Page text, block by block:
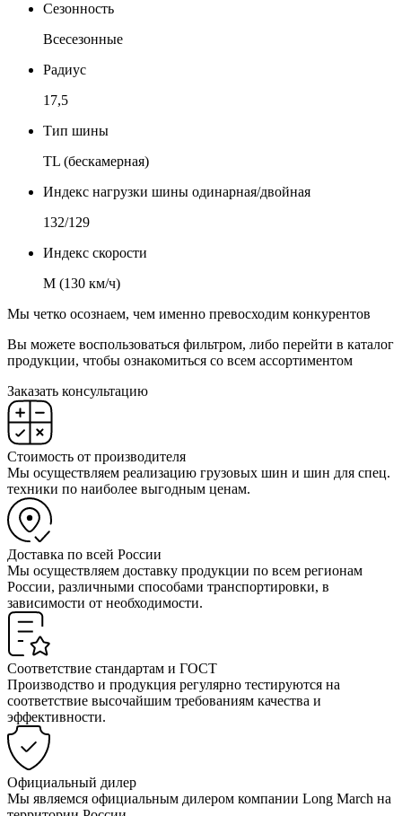
Сезонность
Всесезонные
Радиус
17,5
Тип шины
TL (бескамерная)
Индекс нагрузки шины одинарная/двойная
132/129
Индекс скорости
М (130 км/ч)
Мы четко осознаем, чем именно превосходим конкурентов
Вы можете воспользоваться фильтром, либо перейти в каталог
продукции, чтобы ознакомиться со всем ассортиментом
Заказать консультацию
Стоимость от производителя
Мы осуществляем реализацию грузовых шин и шин для спец.
техники по наиболее выгодным ценам.
Доставка по всей России
Мы осуществляем доставку продукции по всем регионам
России, различными способами транспортировки, в
зависимости от необходимости.
Соответствие стандартам и ГОСТ
Производство и продукция регулярно тестируются на
соответствие высочайшим требованиям качества и
эффективности.
Официальный дилер
Мы являемся официальным дилером компании Long March на